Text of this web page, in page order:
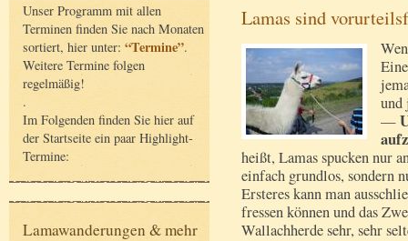
Unser Programm mit allen
Terminen finden Sie nach Monaten
sortiert, hier unter: “Termine”.
Weitere Termine folgen
regelmäßig!
.
Im Folgenden finden Sie hier auf
der Startseite ein paar Highlight-
Termine:
Lamawanderungen & mehr
Lamas sind
und
—
heißt, Lamas spucken nur
einfach grundlos, sondern
Ersteres kann man
fressen können und das
Wallachherde sehr, sehr